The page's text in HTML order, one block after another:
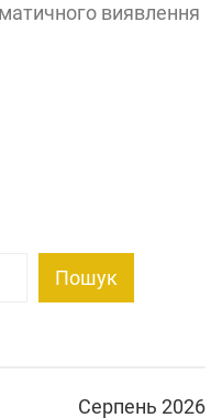
виявлення
Пошук
Серпень 2026